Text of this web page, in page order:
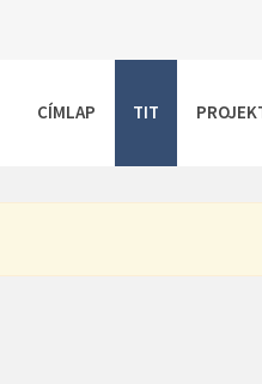
CÍMLAP TIT